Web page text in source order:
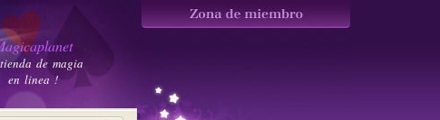
de magia
en linea !